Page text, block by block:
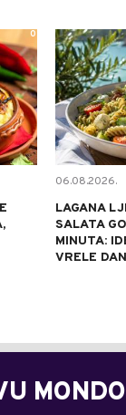
0
06.08.2026.
LAGANA
SALATA
MINUTA:
VRELE